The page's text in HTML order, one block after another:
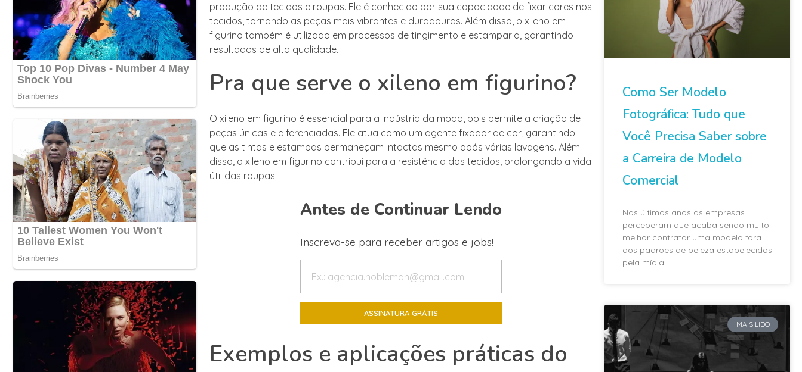
produção de tecidos e roupas. Ele é conhecido por sua capacidade de fixar cores nos
tecidos, tornando as peças mais vibrantes e duradouras. Além disso, o xileno em
figurino também é utilizado em processos de tingimento e estamparia, garantindo
resultados de alta qualidade.
Pra que serve o xileno em figurino?
O xileno em figurino é essencial para a indústria da moda, pois permite a criação de
peças únicas e diferenciadas. Ele atua como um agente fixador de cor, garantindo
que as tintas e estampas permaneçam intactas mesmo após várias lavagens. Além
disso, o xileno em figurino contribui para a resistência dos tecidos, prolongando a vida
útil das roupas.
Antes de Continuar Lendo
Inscreva-se para receber artigos e jobs!
Exemplos e aplicações práticas do
Como Ser Modelo
Fotográfica: Tudo que
Você Precisa Saber sobre
a Carreira de Modelo
Comercial
Nos últimos anos as empresas
perceberam que acaba sendo muito
melhor contratar uma modelo fora
dos padrões de beleza estabelecidos
pela mídia
MAIS LIDO